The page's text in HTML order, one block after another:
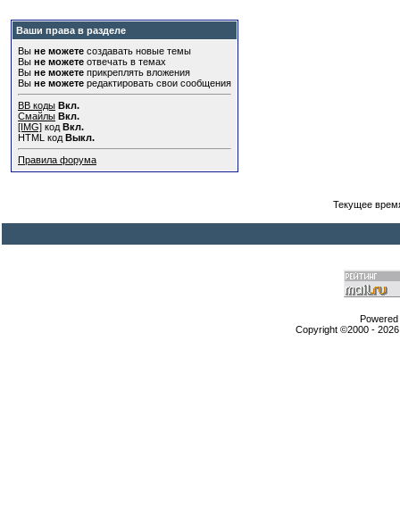
Ваши права в разделе
Вы не можете создавать новые темы
Вы не можете отвечать в темах
Вы не можете прикреплять вложения
Вы не можете редактировать свои сообщения
BB коды Вкл.
Смайлы Вкл.
[IMG] код Вкл.
HTML код Выкл.
Правила форума
Текущее
Copyright ©2000 -